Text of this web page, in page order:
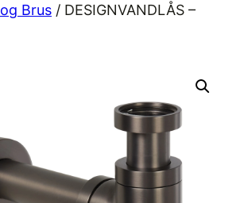
Brus / DESIGNVANDLÅS –